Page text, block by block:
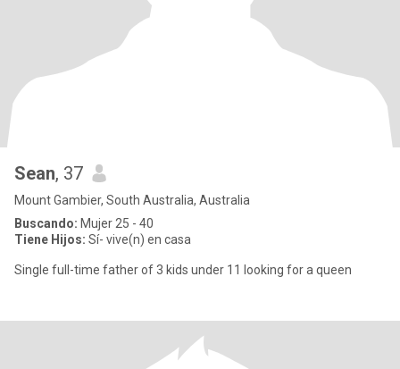
Sean, 37
Mount Gambier, South Australia, Australia
Buscando: Mujer 25 - 40
Tiene Hijos: Sí- vive(n) en casa
Single full-time father of 3 kids under 11 looking for a queen